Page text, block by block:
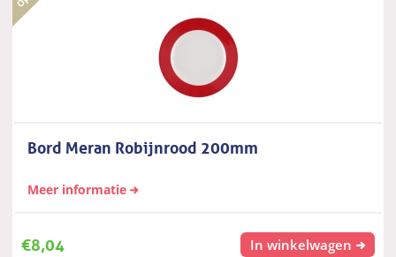
Bord Meran Robijnrood 200mm
Meer informatie
€8,04 In winkelwagen